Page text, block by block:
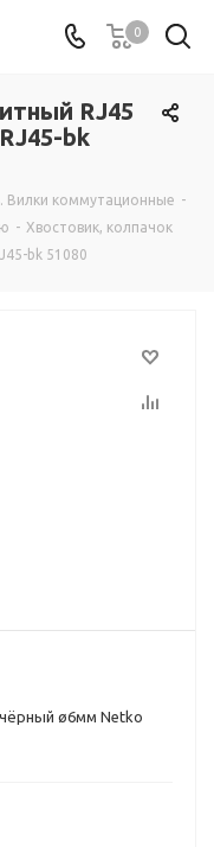
0
RJ45
bk
Вилки коммутационные -
- Хвостовик, колпачок
bk 51080
ø6мм Netko